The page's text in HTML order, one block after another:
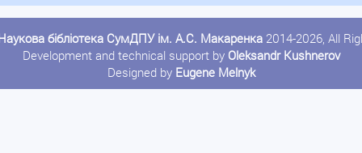
бібліотека СумДПУ ім. А.С. Макаренка 2014-2026, All
Development and technical support by Oleksandr Kushnerov
Designed by Eugene Melnyk